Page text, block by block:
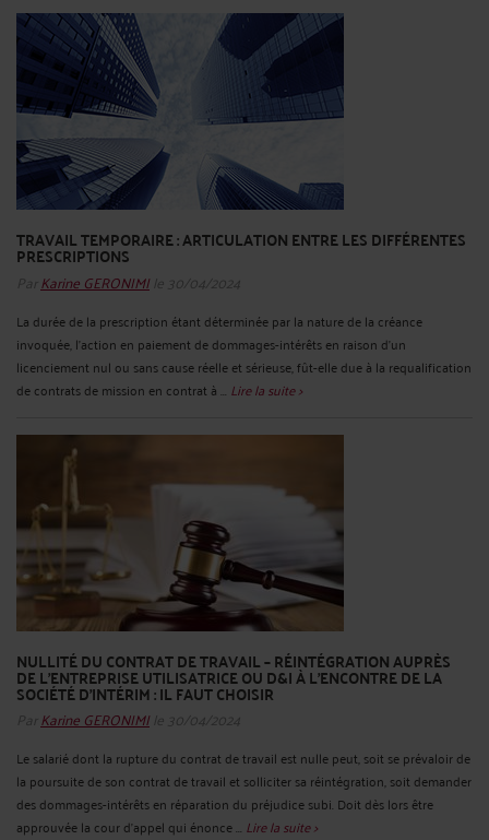
TRAVAIL TEMPORAIRE : ARTICULATION ENTRE LES DIFFÉRENTES
PRESCRIPTIONS
Par Karine GERONIMI le 30/04/2024
La durée de la prescription étant déterminée par la nature de la créance
invoquée, l'action en paiement de dommages-intérêts en raison d'un
licenciement nul ou sans cause réelle et sérieuse, fût-elle due à la requalification
de contrats de mission en contrat à ... Lire la suite >
NULLITÉ DU CONTRAT DE TRAVAIL – RÉINTÉGRATION AUPRÈS
DE L’ENTREPRISE UTILISATRICE OU D&I À L’ENCONTRE DE LA
SOCIÉTÉ D’INTÉRIM : IL FAUT CHOISIR
Par Karine GERONIMI le 30/04/2024
Le salarié dont la rupture du contrat de travail est nulle peut, soit se prévaloir de
la poursuite de son contrat de travail et solliciter sa réintégration, soit demander
des dommages-intérêts en réparation du préjudice subi. Doit dès lors être
approuvée la cour d'appel qui énonce ... Lire la suite >